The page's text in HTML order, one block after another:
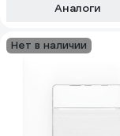
Аналоги
Нет в наличии